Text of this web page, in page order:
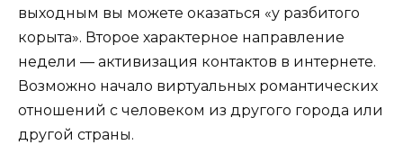
выходным вы можете оказаться «у разбитого
корыта». Второе характерное направление
недели — активизация контактов в интернете.
Возможно начало виртуальных романтических
отношений с человеком из другого города или
другой страны.